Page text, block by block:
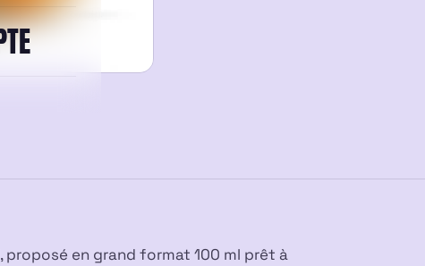
proposé en grand format 100 ml prêt à